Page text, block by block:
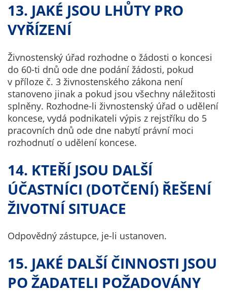
13. JAKÉ JSOU LHŮTY PRO
VYŘÍZENÍ
Živnostenský úřad rozhodne o žádosti o koncesi
do 60-ti dnů ode dne podání žádosti, pokud
v příloze č. 3 živnostenského zákona není
stanoveno jinak a pokud jsou všechny náležitosti
splněny. Rozhodne-li živnostenský úřad o udělení
koncese, vydá podnikateli výpis z rejstříku do 5
pracovních dnů ode dne nabytí právní moci
rozhodnutí o udělení koncese.
14. KTEŘÍ JSOU DALŠÍ
ÚČASTNÍCI (DOTČENÍ) ŘEŠENÍ
ŽIVOTNÍ SITUACE
Odpovědný zástupce, je-li ustanoven.
15. JAKÉ DALŠÍ ČINNOSTI JSOU
PO ŽADATELI POŽADOVÁNY